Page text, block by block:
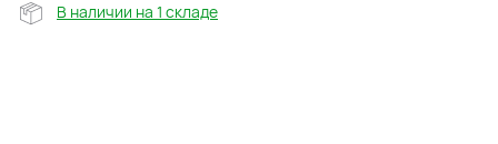
В наличии на 1 складе